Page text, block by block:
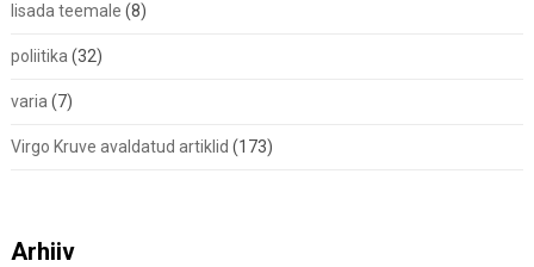
lisada teemale (8)
poliitika (32)
varia (7)
Virgo Kruve avaldatud artiklid (173)
Arhiiv